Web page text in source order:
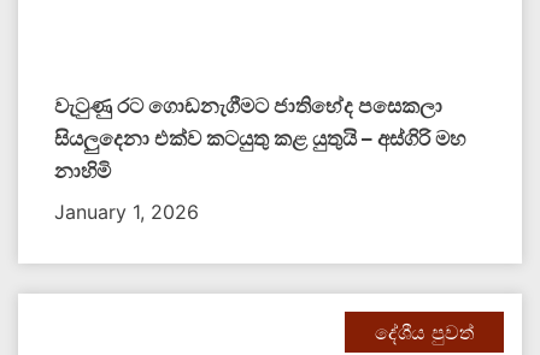
වැටුණු රට ගොඩනැගීමට ජාතිභේද පසෙකලා
සියලුදෙනා එක්ව කටයුතු කළ යුතුයි – අස්ගිරි මහ
නාහිමි
January 1, 2026
දේශීය පුවත්